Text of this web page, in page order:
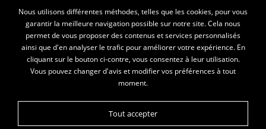
En vous inscrivant à la newsletter, vous recevrez
toutes les actualités des PEP 69
Votre e-mail*
Nous utilisons différentes méthodes, telles que les cookies, pour vous
garantir la meilleure navigation possible sur notre site. Cela nous
permet de vous proposer des contenus et services personnalisés
ainsi que d'en analyser le trafic pour améliorer votre expérience. En
cliquant sur le bouton ci-contre, vous consentez à leur utilisation.
Vous pouvez changer d'avis et modifier vos préférences à tout
moment.
Tout accepter